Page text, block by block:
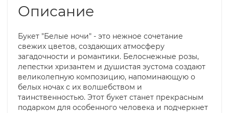
Описание
Букет "Белые ночи" - это нежное сочетание
свежих цветов, создающих атмосферу
загадочности и романтики. Белоснежные розы,
лепестки хризантем и душистая эустома создают
великолепную композицию, напоминающую о
белых ночах с их волшебством и
таинственностью. Этот букет станет прекрасным
подарком для особенного человека и подчеркнет